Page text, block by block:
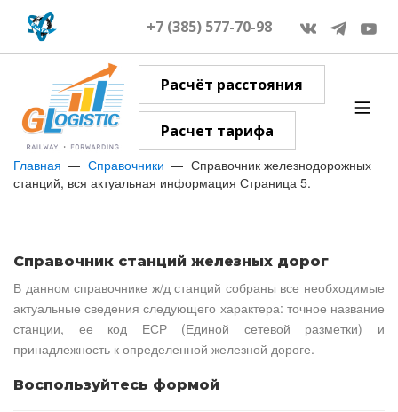
+7 (385) 577-70-98
Расчёт расстояния
Расчет тарифа
Главная Справочники
Справочник железнодорожных
станций, вся актуальная информация Страница 5.
Справочник станций железных дорог
В данном справочнике ж/д станций собраны все необходимые
актуальные сведения следующего характера: точное название
станции, ее код ЕСР (Единой сетевой разметки) и
принадлежность к определенной железной дороге.
Воспользуйтесь формой